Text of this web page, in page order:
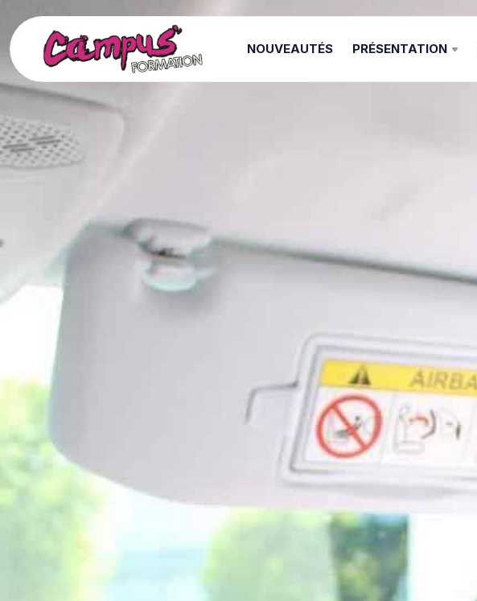
NOUVEAUTÉS PRÉSENTATION